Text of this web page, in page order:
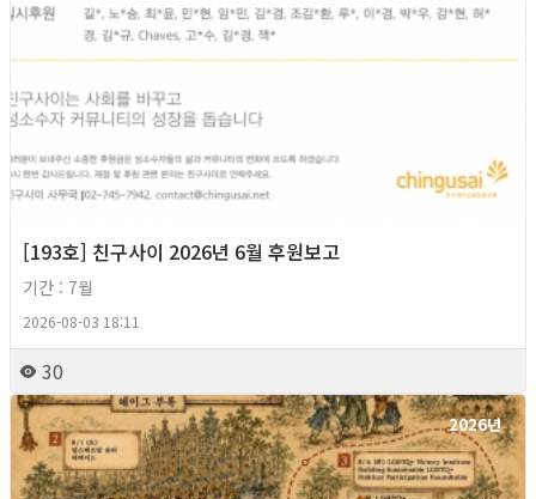
[193호] 친구사이 2026년 6월 후원보고
기간 : 7월
2026-08-03 18:11
30
2026년